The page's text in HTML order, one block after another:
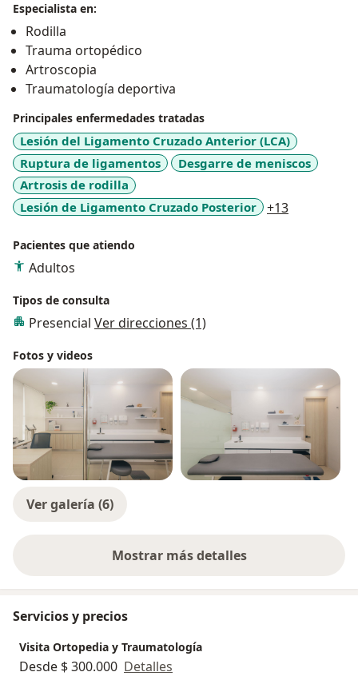
tratamiento de fracturas de alta complejidad y
fracturas de cadera y otras en el adulto mayor.
Mi compromiso es lograr la recuperación funcional y
la calidad de vida de cada uno de mis pacientes.
Especialista en:
Rodilla
Trauma ortopédico
Artroscopia
Traumatología deportiva
Principales enfermedades tratadas
Lesión del Ligamento Cruzado Anterior (LCA)
Ruptura de ligamentos
Desgarre de meniscos
Artrosis de rodilla
Lesión de Ligamento Cruzado Posterior
+13
Pacientes que atiendo
Adultos
Tipos de consulta
Presencial Ver direcciones (1)
Fotos y videos
Ver galería (6)
Mostrar más detalles
sobre la experiencia
Servicios y precios
Visita Ortopedia y Traumatología
Desde $ 300.000 Detalles